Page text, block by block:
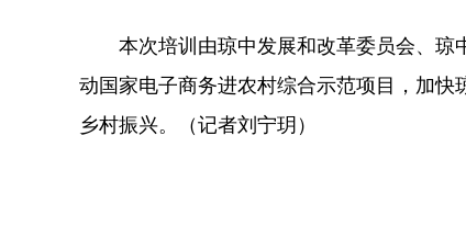
本次培训由琼中发展和改革委员会、琼
动国家电子商务进农村综合示范项目，加
乡村振兴。（记者刘宁玥）